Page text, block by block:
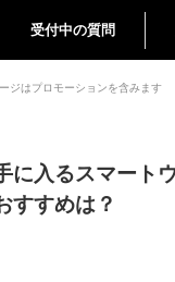
受付中の質問
ジはプロモーションを含みます
に入るスマート
すすめは？